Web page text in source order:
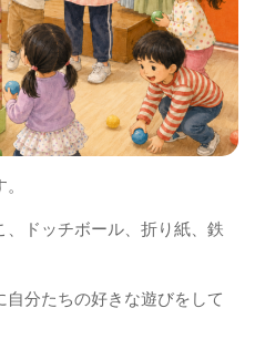
ドッチボール、折り紙、鉄
分たちの好きな遊びをして